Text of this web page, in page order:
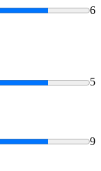
6
5
9